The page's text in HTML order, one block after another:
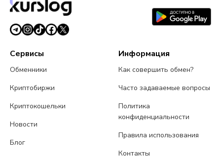
Сервисы
Обменники
Криптобиржи
Криптокошельки
Новости
Блог
Информация
Как совершить обмен?
Часто задаваемые вопросы
Политика
конфиденциальности
Правила использования
Контакты